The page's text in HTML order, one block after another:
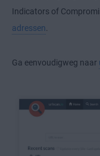
Indicators of
adressen
Ga eenvoudigweg naar